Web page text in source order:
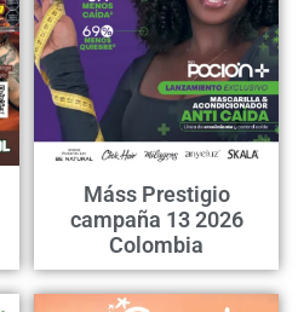
Máss Prestigio
campaña 13 2026
Colombia